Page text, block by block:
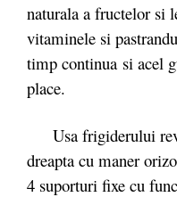
naturala a fructelor si
vitaminele si
timp continua si acel
place.
Usa frigiderului
dreapta cu maner
4 suporturi fixe cu